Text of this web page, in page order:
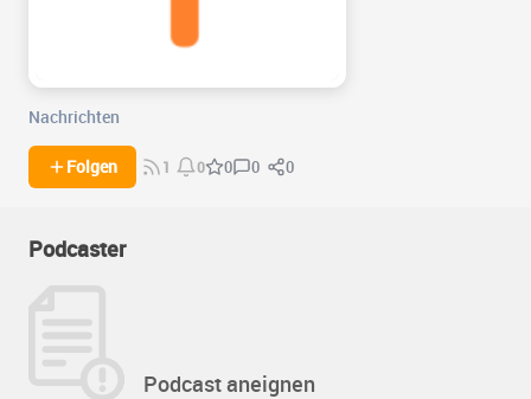
Nachrichten
Folgen 1 0 0 0 0
Podcaster
Podcast aneignen